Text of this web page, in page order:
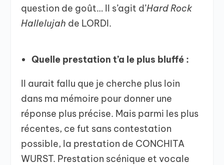
question de goût… Il s’agit d’Hard Rock
Hallelujah de LORDI.
Quelle prestation t’a le plus bluffé :
Il aurait fallu que je cherche plus loin
dans ma mémoire pour donner une
réponse plus précise. Mais parmi les plus
récentes, ce fut sans contestation
possible, la prestation de CONCHITA
WURST. Prestation scénique et vocale